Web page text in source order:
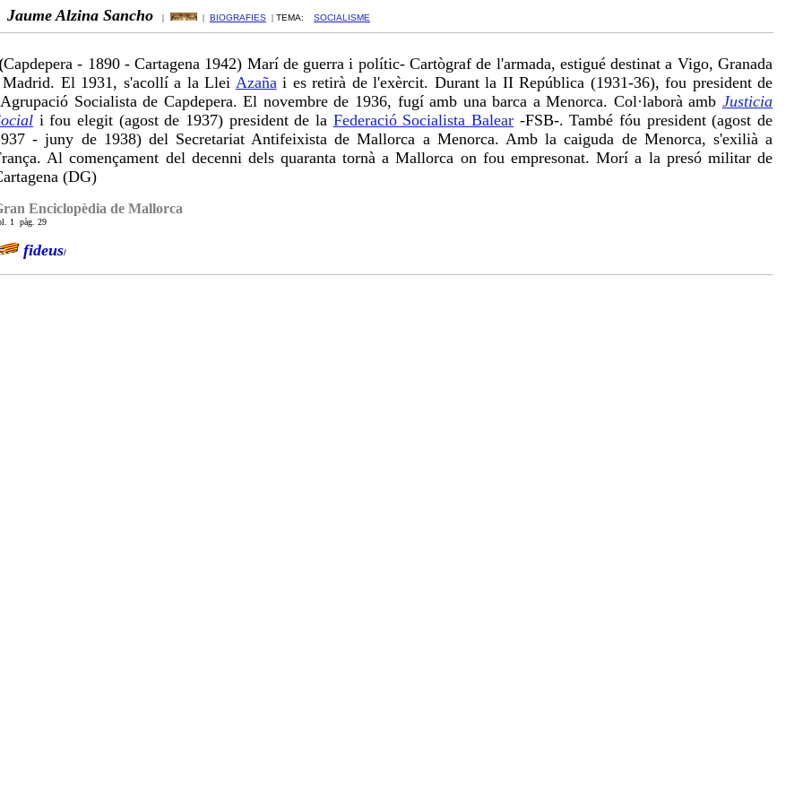
Jaume Alzina Sancho | | BIOGRAFIES | TEMA: SOCIALISME
Capdepera - 1890 - Cartagena 1942) Marí de guerra i polític- Cartògraf de l'armada, estigué destinat a Vigo, Granada
El 1931, s'acollí a la Llei Azañai es retirà de l'exèrcit. Durant la II República (1931-36), fou president de
Socialista de Capdepera. El novembre de 1936, fugí amb una barca a Menorca. Col·laborà amb Justicia
i fou elegit (agost de 1937) president de la Federació Socialista Balear -FSB-. També fóu president (agost de
- juny de 1938) del Secretariat Antifeixista de Mallorca a Menorca. Amb la caiguda de Menorca, s'exilià a
Al començament del decenni dels quaranta tornà a Mallorca on fou empresonat. Morí a la presó militar de
(DG)
Enciclopèdia de Mallorca
1 pàg. 29
fideus/